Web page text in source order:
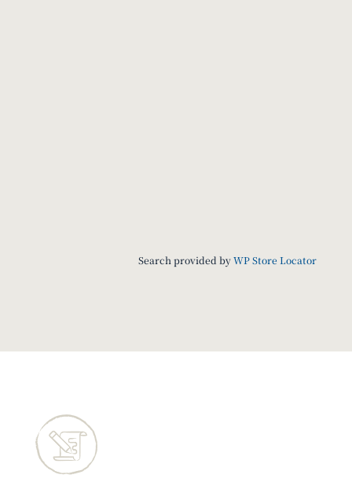
Search provided byWP Store Locator